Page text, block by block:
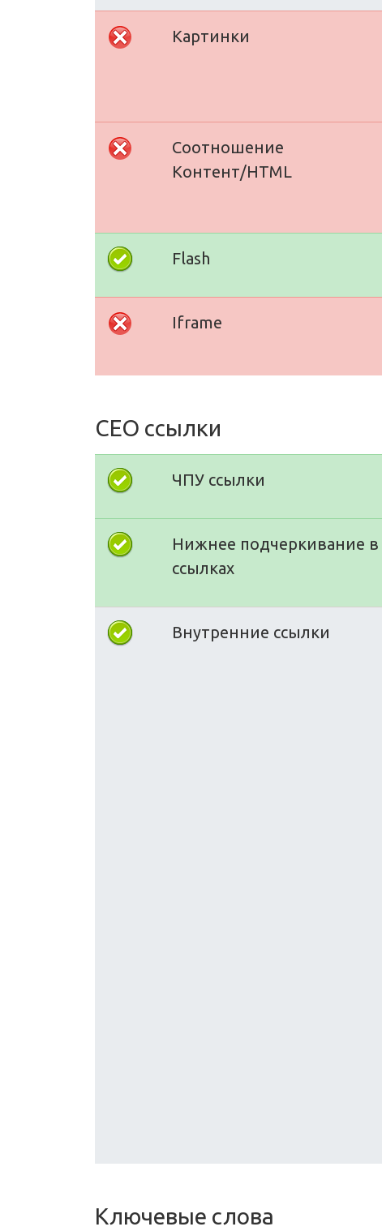
Картинки
Соотношение
Контент/HTML
Flash
Iframe
СЕО ссылки
ЧПУ ссылки
Нижнее подчеркивание в
ссылках
Внутренние ссылки
Ключевые слова